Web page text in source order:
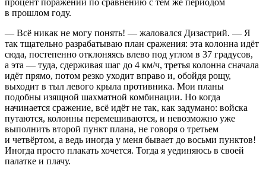
в прошлом году.
— Всё никак не могу понять! — жаловался Дизастрий. — Я
так тщательно разрабатываю план сражения: эта колонна идёт
сюда, постепенно отклоняясь влево под углом в 37 градусов,
а эта — туда, сдерживая шаг до 4 км/ч, третья колонна сначала
идёт прямо, потом резко уходит вправо и, обойдя рощу,
выходит в тыл левого крыла противника. Мои планы
подобны изящной шахматной комбинации. Но когда
начинается сражение, всё идёт не так, как задумано: войска
путаются, колонны перемешиваются, и невозможно уже
выполнить второй пункт плана, не говоря о третьем
и четвёртом, а ведь иногда у меня бывает до восьми пунктов!
Иногда просто плакать хочется. Тогда я уединяюсь в своей
палатке и плачу.